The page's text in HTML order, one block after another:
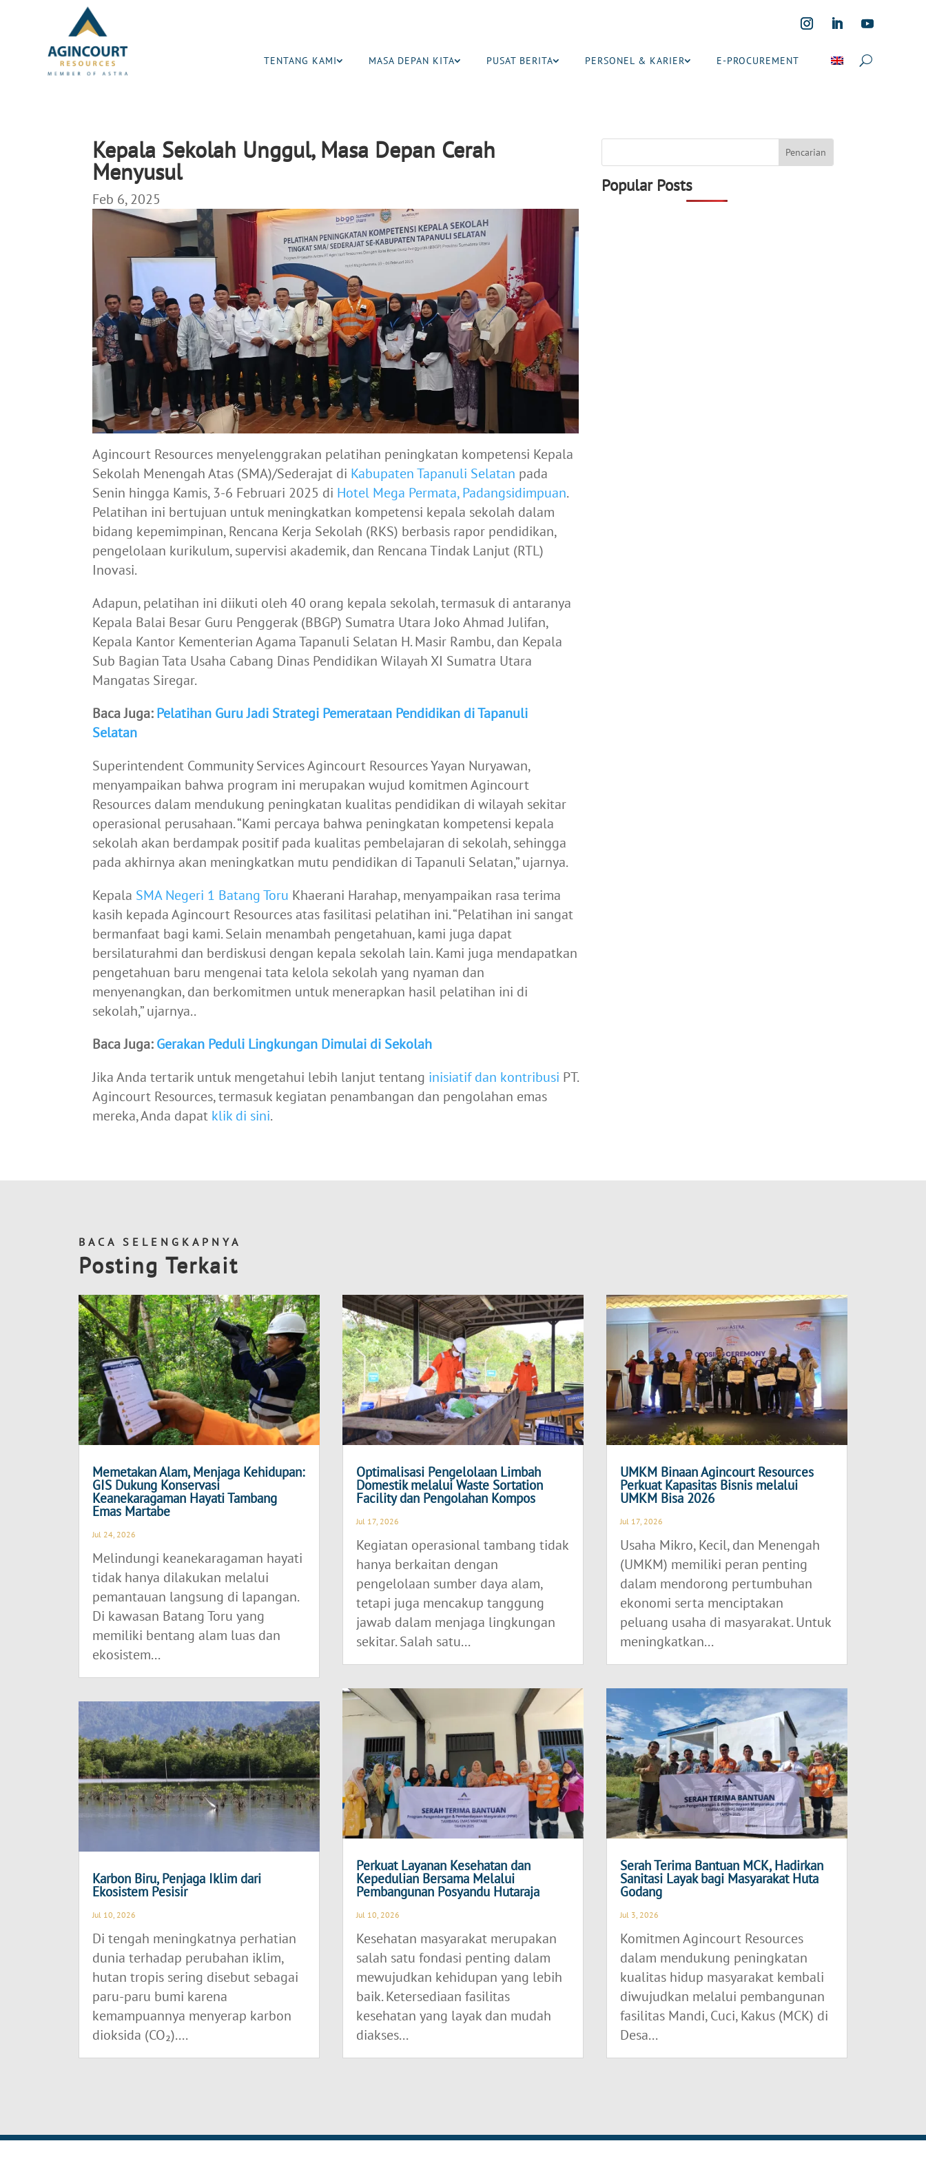
TENTANG KAMI MASA DEPAN KITA PUSAT BERITA PERSONEL & KARIER E-PROCUREMENT
Kepala Sekolah Unggul, Masa Depan Cerah
Menyusul
Feb 6, 2025
Agincourt Resources menyelenggrakan pelatihan peningkatan kompetensi Kepala
Sekolah Menengah Atas (SMA)/Sederajat di Kabupaten Tapanuli Selatan pada
Senin hingga Kamis, 3-6 Februari 2025 di Hotel Mega Permata, Padangsidimpuan.
Pelatihan ini bertujuan untuk meningkatkan kompetensi kepala sekolah dalam
bidang kepemimpinan, Rencana Kerja Sekolah (RKS) berbasis rapor pendidikan,
pengelolaan kurikulum, supervisi akademik, dan Rencana Tindak Lanjut (RTL)
Inovasi.
Adapun, pelatihan ini diikuti oleh 40 orang kepala sekolah, termasuk di antaranya
Kepala Balai Besar Guru Penggerak (BBGP) Sumatra Utara Joko Ahmad Julifan,
Kepala Kantor Kementerian Agama Tapanuli Selatan H. Masir Rambu, dan Kepala
Sub Bagian Tata Usaha Cabang Dinas Pendidikan Wilayah XI Sumatra Utara
Mangatas Siregar.
Baca Juga:Pelatihan Guru Jadi Strategi Pemerataan Pendidikan di Tapanuli
Selatan
Superintendent Community Services Agincourt Resources Yayan Nuryawan,
menyampaikan bahwa program ini merupakan wujud komitmen Agincourt
Resources dalam mendukung peningkatan kualitas pendidikan di wilayah sekitar
operasional perusahaan. “Kami percaya bahwa peningkatan kompetensi kepala
sekolah akan berdampak positif pada kualitas pembelajaran di sekolah, sehingga
pada akhirnya akan meningkatkan mutu pendidikan di Tapanuli Selatan,” ujarnya.
Kepala SMA Negeri 1 Batang Toru Khaerani Harahap, menyampaikan rasa terima
kasih kepada Agincourt Resources atas fasilitasi pelatihan ini. “Pelatihan ini sangat
bermanfaat bagi kami. Selain menambah pengetahuan, kami juga dapat
bersilaturahmi dan berdiskusi dengan kepala sekolah lain. Kami juga mendapatkan
pengetahuan baru mengenai tata kelola sekolah yang nyaman dan
menyenangkan, dan berkomitmen untuk menerapkan hasil pelatihan ini di
sekolah,” ujarnya..
Baca Juga:Gerakan Peduli Lingkungan Dimulai di Sekolah
Jika Anda tertarik untuk mengetahui lebih lanjut tentang inisiatif dan kontribusi PT.
Agincourt Resources, termasuk kegiatan penambangan dan pengolahan emas
mereka, Anda dapat klik di sini.
Popular Posts
BACA SELENGKAPNYA
Posting Terkait
Memetakan Alam, Menjaga Kehidupan:
GIS Dukung Konservasi
Keanekaragaman Hayati Tambang
Emas Martabe
Jul 24, 2026
Melindungi keanekaragaman hayati
tidak hanya dilakukan melalui
pemantauan langsung di lapangan.
Di kawasan Batang Toru yang
memiliki bentang alam luas dan
ekosistem...
Karbon Biru, Penjaga Iklim dari
Ekosistem Pesisir
Jul 10, 2026
Di tengah meningkatnya perhatian
dunia terhadap perubahan iklim,
hutan tropis sering disebut sebagai
paru-paru bumi karena
kemampuannya menyerap karbon
dioksida (CO₂)....
Optimalisasi Pengelolaan Limbah
Domestik melalui Waste Sortation
Facility dan Pengolahan Kompos
Jul 17, 2026
Kegiatan operasional tambang tidak
hanya berkaitan dengan
pengelolaan sumber daya alam,
tetapi juga mencakup tanggung
jawab dalam menjaga lingkungan
sekitar. Salah satu...
Perkuat Layanan Kesehatan dan
Kepedulian Bersama Melalui
Pembangunan Posyandu Hutaraja
Jul 10, 2026
Kesehatan masyarakat merupakan
salah satu fondasi penting dalam
mewujudkan kehidupan yang lebih
baik. Ketersediaan fasilitas
kesehatan yang layak dan mudah
diakses...
UMKM Binaan Agincourt Resources
Perkuat Kapasitas Bisnis melalui
UMKM Bisa 2026
Jul 17, 2026
Usaha Mikro, Kecil, dan Menengah
(UMKM) memiliki peran penting
dalam mendorong pertumbuhan
ekonomi serta menciptakan
peluang usaha di masyarakat. Untuk
meningkatkan...
Serah Terima Bantuan MCK, Hadirkan
Sanitasi Layak bagi Masyarakat Huta
Godang
Jul 3, 2026
Komitmen Agincourt Resources
dalam mendukung peningkatan
kualitas hidup masyarakat kembali
diwujudkan melalui pembangunan
fasilitas Mandi, Cuci, Kakus (MCK) di
Desa...